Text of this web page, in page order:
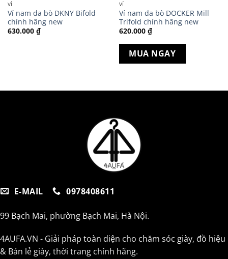
VÍ
Ví nam da bò DKNY Bifold
chính hãng new
630.000 ₫
VÍ
Ví nam da bò DOCKER Mill
Trifold chính hãng new
620.000 ₫
MUA NGAY
E-MAIL 0978408611
99 Bạch Mai, phường Bạch Mai, Hà Nội.
4AUFA.VN - Giải pháp toàn diện cho chăm sóc giày, đồ hiệu
& Bán lẻ giày, thời trang chính hãng.